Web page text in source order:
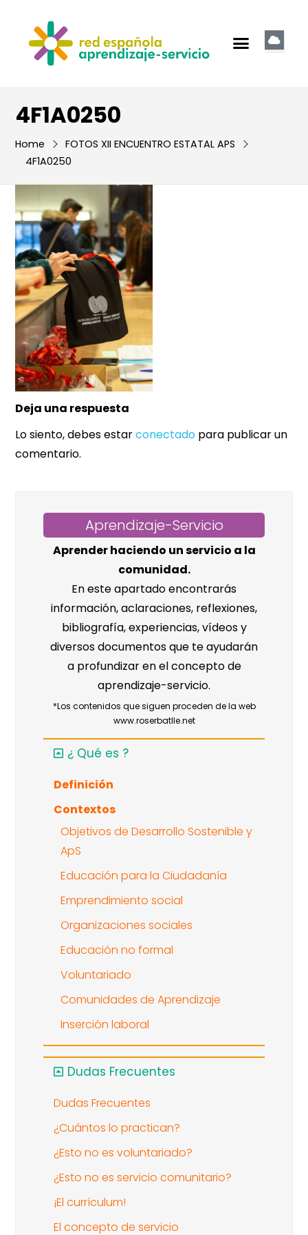
4F1A0250
Home
FOTOS XII ENCUENTRO ESTATAL APS
4F1A0250
Deja una respuesta
Lo siento, debes estarconectado para publicar un
comentario.
Aprendizaje-Servicio
Aprender haciendo un servicio a la
comunidad.
En este apartado encontrarás
información, aclaraciones, reflexiones,
bibliografía, experiencias, vídeos y
diversos documentos que te ayudarán
a profundizar en el concepto de
aprendizaje-servicio.
*Los contenidos que siguen proceden de la web
www.roserbatlle.net
¿ Qué es ?
Definición
Contextos
Objetivos de Desarrollo Sostenible y
ApS
Educación para la Ciudadanía
Emprendimiento social
Organizaciones sociales
Educación no formal
Voluntariado
Comunidades de Aprendizaje
Inserción laboral
Dudas Frecuentes
Dudas Frecuentes
¿Cuántos lo practican?
¿Esto no es voluntariado?
¿Esto no es servicio comunitario?
¡El currículum!
El concepto de servicio